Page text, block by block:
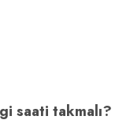
saati takmalı?